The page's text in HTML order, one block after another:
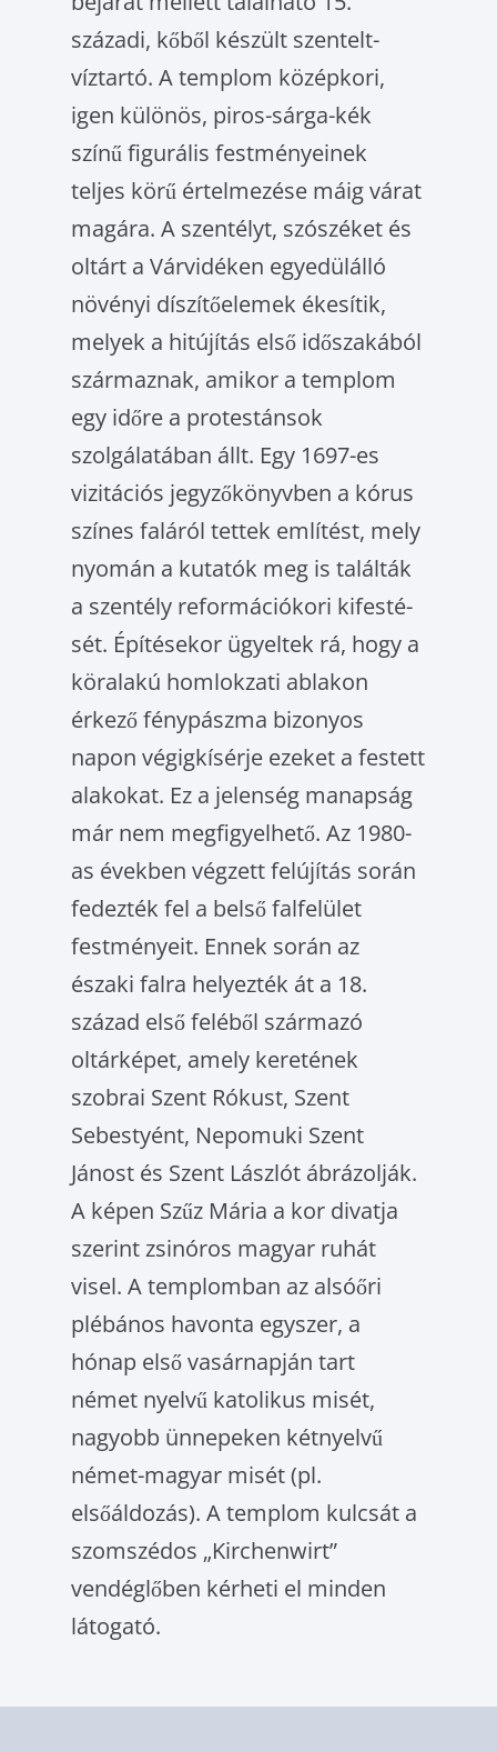
századi, kőből készült szentelt­
víztartó. A templom középkori,
igen különös, piros-sárga-kék
színű figurális festményeinek
teljes körű értelmezése máig várat
magára. A szentélyt, szószéket és
oltárt a Várvidéken egyedülálló
növényi díszítőelemek ékesítik,
melyek a hitújítás első időszakából
származ­nak, amikor a templom
egy időre a protes­tánsok
szolgálatában állt. Egy 1697-es
vizitációs jegyzőkönyvben a kórus
színes faláról tettek említést, mely
nyomán a kutatók meg is találták
a szentély reformációkori kifesté­
sét. Építésekor ügyeltek rá, hogy a
köralakú homlokzati ablakon
érkező fénypászma bi­zonyos
napon végigkísérje ezeket a festett
alakokat. Ez a jelenség manapság
már nem megfigyelhető. Az 1980-
as években végzett felújítás során
fedezték fel a belső falfelület
festményeit. Ennek során az
északi falra he­lyezték át a 18.
század első feléből származó
oltárképet, amely keretének
szobrai Szent Rókust, Szent
Sebestyént, Nepomuki Szent
Jánost és Szent Lászlót ábrázolják.
A képen Szűz Mária a kor divatja
szerint zsinóros ma­gyar ruhát
visel. A templomban az alsóőri
plébános ha­vonta egyszer, a
hónap első vasárnapján tart
német nyelvű katolikus misét,
nagyobb ün­nepeken kétnyelvű
német-magyar misét (pl.
elsőáldozás). A templom kulcsát a
szomszé­dos „Kirchenwirt”
vendéglőben kérheti el minden
látogató.